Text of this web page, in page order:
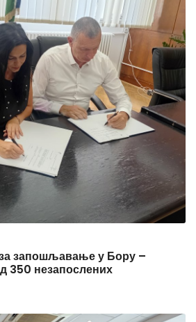
запошљавање у Бору –
350 незапослених